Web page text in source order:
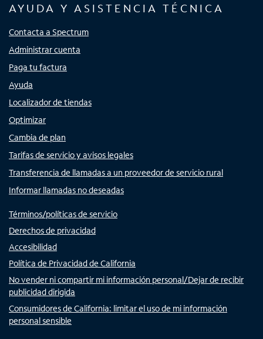
AYUDA Y ASISTENCIA TÉCNICA
Contacta a Spectrum
Administrar cuenta
Paga tu factura
Ayuda
Localizador de tiendas
Optimizar
Cambia de plan
Tarifas de servicio y avisos legales
Transferencia de llamadas a un proveedor de servicio rural
Informar llamadas no deseadas
Términos/políticas de servicio
Derechos de privacidad
Accesibilidad
Política de Privacidad de California
No vender ni compartir mi información personal/Dejar de recibir
publicidad dirigida
Consumidores de California: limitar el uso de mi información
personal sensible